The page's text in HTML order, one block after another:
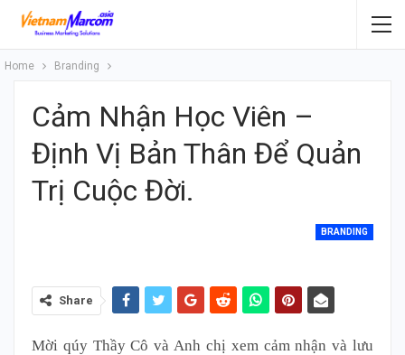
Home Branding
Cảm Nhận Học Viên –
Định Vị Bản Thân Để Quản
Trị Cuộc Đời.
BRANDING
Share
Mời qúy Thầy Cô và Anh chị xem cảm nhận và lưu